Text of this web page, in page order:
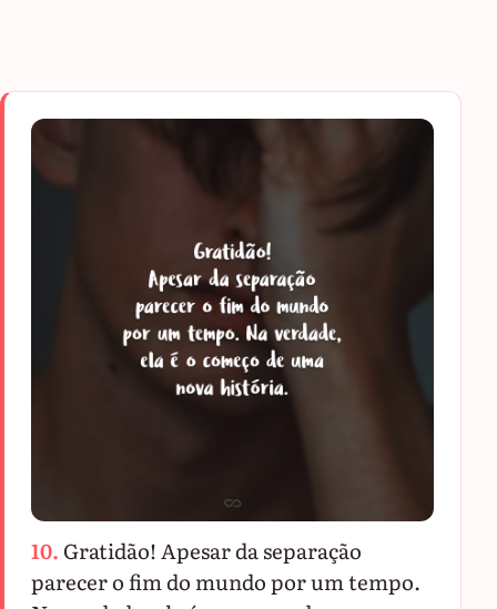
10. Gratidão! Apesar da separação
parecer o fim do mundo por um tempo.